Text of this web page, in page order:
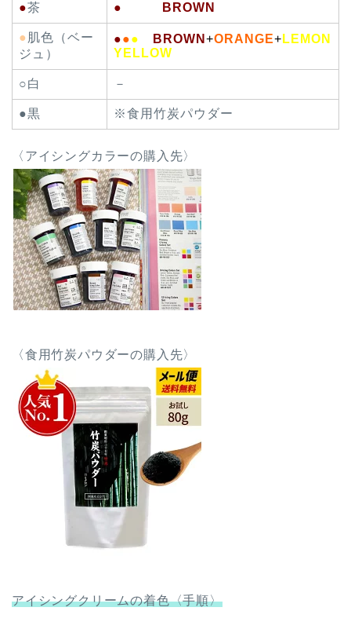
●茶 ● BROWN
●肌色（ベー
ジュ）
●●● BROWN +ORANGE+ LEMON
YELLOW
○白 －
●黒 ※食用竹炭パウダー
〈アイシングカラーの購入先〉
〈食用竹炭パウダーの購入先〉
アイシングクリームの着色〈手順〉